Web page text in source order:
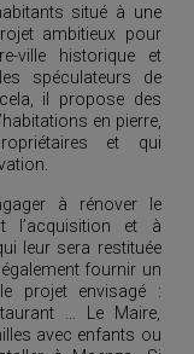
situé à une
ambitieux pour
ville historique et
spéculateurs de
il propose des
en pierre,
et qui
à rénover le
l’acquisition et à
leur sera restituée
fournir un
projet envisagé :
… Le Maire,
avec enfants ou